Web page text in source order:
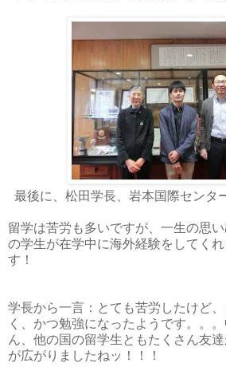
最後に、松田学長、岩本国際センタ
留学は苦労も多いですが、一生の思
の学生が在学中に海外経験をしてく
す！
学長から一言：とても苦労したけど
く、かつ勉強になったようです。。
ん、他の国の留学生ともたくさん友
が広がりましたねッ！！！